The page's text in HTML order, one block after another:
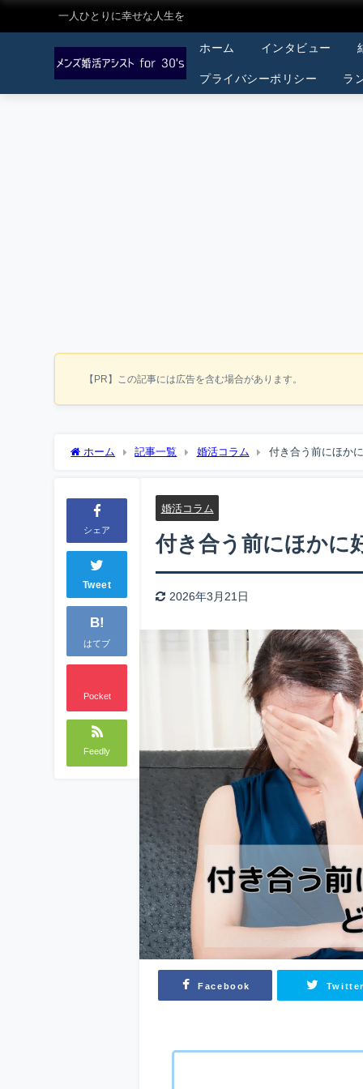
一人ひとりに幸せな人生を
ホーム インタビュー
プライバシーポリシー ラ
【PR】この記事には広告を含む場合があります。
ホーム 記事一覧 婚活コラム 付き合う前にほか
シェア
Tweet
B!
はてブ
Pocket
Feedly
婚活コラム
付き合う前にほかに
2026年3月21日
Facebook